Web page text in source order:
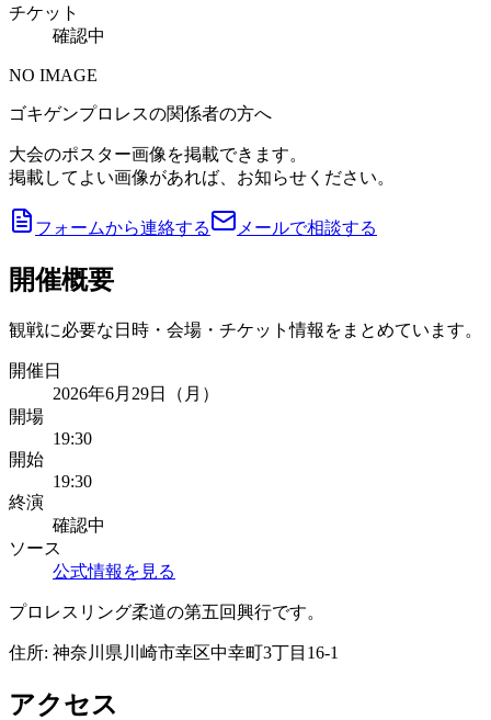
チケット
確認中
NO IMAGE
ゴキゲンプロレスの関係者の方へ
大会のポスター画像を掲載できます。
掲載してよい画像があれば、お知らせください。
フォームから連絡する メールで相談する
開催概要
観戦に必要な日時・会場・チケット情報をまとめています。
開催日
2026年6月29日（月）
開場
19:30
開始
19:30
終演
確認中
ソース
公式情報を見る
プロレスリング柔道の第五回興行です。
住所: 神奈川県川崎市幸区中幸町3丁目16-1
アクセス